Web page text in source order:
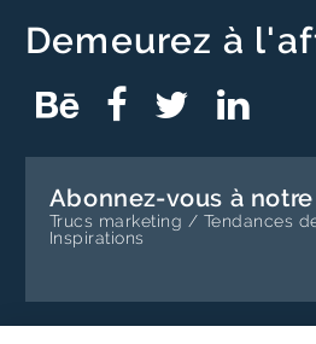
Demeurez à
Page
Behance
Bissonnette
Impact
Ce
un
onglet
Page
Facebook
Bissonnette
Impact
Ce
lien
un
onglet
Compte
Bissonnette
Impact
Ce
un
ongletImpact
un
onglet
Abonnez-vous à
Trucs marketing / Tendances
Inspirations